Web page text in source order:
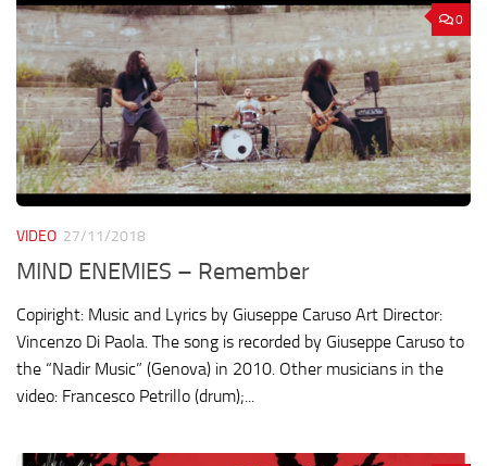
0
VIDEO 27/11/2018
MIND ENEMIES – Remember
Copiright: Music and Lyrics by Giuseppe Caruso Art Director:
Vincenzo Di Paola. The song is recorded by Giuseppe Caruso to
the “Nadir Music” (Genova) in 2010. Other musicians in the
video: Francesco Petrillo (drum);...